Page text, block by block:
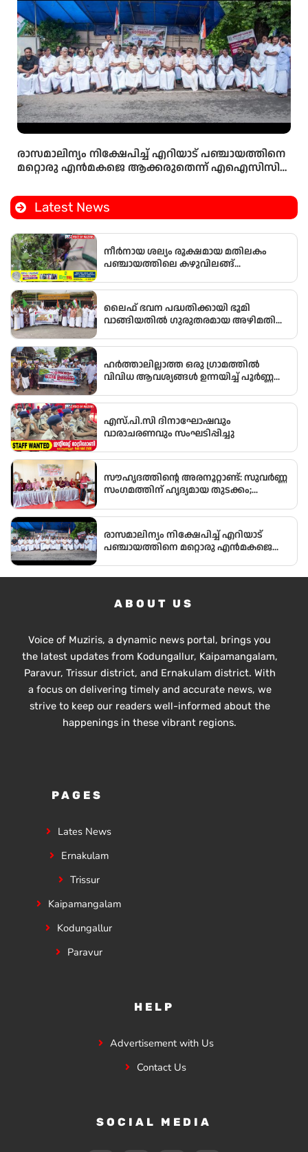
രാസമാലിന്യം നിക്ഷേപിച്ച് എറിയാട് പഞ്ചായത്തിനെ
മറ്റൊരു എൻമകജെ ആക്കരുതെന്ന് എഐസിസി
Latest News
നീർനായ ശല്യം രൂക്ഷമായ മതിലകം
പഞ്ചായത്തിലെ കഴുവിലങ്ങ്
ആശ്വാസമായി വനംവകുപ്പ് കുളങ്ങളിൽ
കൂടുകൾ സ്ഥാപിച്ചു.
ലൈഫ് ഭവന പദ്ധതിക്കായി ഭൂമി
വാങ്ങിയതിൽ ഗുരുതരമായ അഴിമതി
അന്വേഷണം ആവശ്യപ്പെട്ട് യു.ഡി.എഫ്
പഞ്ചായത്ത് ഓഫീസിലേക്ക് പ്രതിഷേധ
മാർച്ച് നടത്തി
ഹർത്താലില്ലാത്ത ഒരു ഗ്രാമത്തിൽ
വിവിധ ആവശ്യങ്ങൾ ഉന്നയിച്ച് പൂർണ്ണ
എസ്.പി.സി ദിനാഘോഷവും
വാരാചരണവും സംഘടിപ്പിച്ചു
സൗഹൃദത്തിന്റെ അരനൂറ്റാണ്ട്: സുവർണ്ണ
സംഗമത്തിന് ഹൃദ്യമായ തുടക്കം;
നിർവ്വഹിച്ചു.
രാസമാലിന്യം നിക്ഷേപിച്ച് എറിയാട്
പഞ്ചായത്തിനെ മറ്റൊരു എൻമകജെ
ABOUT US
Voice of Muziris, a dynamic news portal, brings you
the latest updates from Kodungallur, Kaipamangalam,
Paravur, Trissur district, and Ernakulam district. With
a focus on delivering timely and accurate news, we
strive to keep our readers well-informed about the
happenings in these vibrant regions.
PAGES
Lates News
Ernakulam
Trissur
Kaipamangalam
Kodungallur
Paravur
HELP
Advertisement with Us
Contact Us
SOCIAL MEDIA